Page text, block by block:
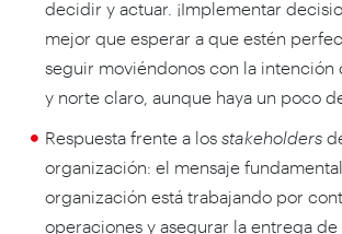
decidir y actuar. ¡Implementar
mejor que esperar a que estén
seguir moviéndonos con la intención
y norte claro, aunque haya un poco
Respuesta frente a losstakeholders
organización: el mensaje
organización está trabajando por
operaciones y asegurar la entrega